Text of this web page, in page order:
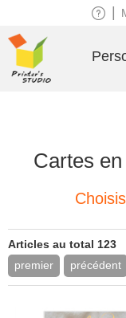
Cartes
Articles au total 123
premier
précédent